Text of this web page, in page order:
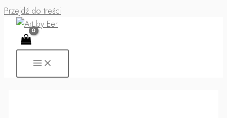
Przejdź do treści